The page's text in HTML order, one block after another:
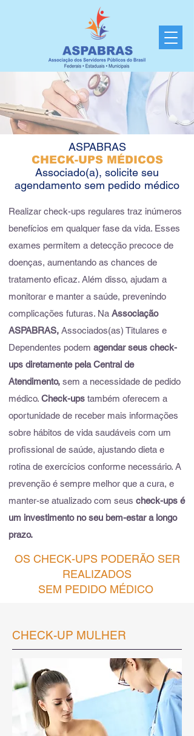
ASPABRAS
CHECK-UPS MÉDICOS
Associado(a), solicite seu
agendamento sem pedido médico
Realizar check-ups regulares traz inúmeros
benefícios em qualquer fase da vida. Esses
exames permitem a detecção precoce de
doenças, aumentando as chances de
tratamento eficaz. Além disso, ajudam a
monitorar e manter a saúde, prevenindo
complicações futuras. Na Associação
ASPABRAS, Associados(as) Titulares e
Dependentes podem agendar seus check-
ups diretamente pela Central de
Atendimento, sem a necessidade de pedido
médico. Check-ups também oferecem a
oportunidade de receber mais informações
sobre hábitos de vida saudáveis com um
profissional de saúde, ajustando dieta e
rotina de exercícios conforme necessário. A
prevenção é sempre melhor que a cura, e
manter-se atualizado com seus check-ups é
um investimento no seu bem-estar a longo
prazo.
OS CHECK-UPS PODERÃO SER
REALIZADOS
SEM PEDIDO MÉDICO
CHECK-UP MULHER